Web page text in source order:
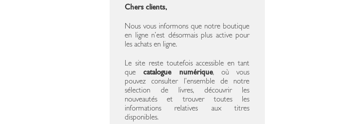
Chers clients,
Nous vous informons que notre boutique
en ligne n’est désormais plus active pour
les achats en ligne.
Le site reste toutefois accessible en tant
quecatalogue numérique, où vous
pouvez consulter l’ensemble de notre
sélection de livres, découvrir les
nouveautés et trouver toutes les
informations relatives aux titres
disponibles.